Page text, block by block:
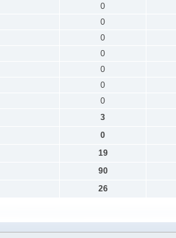
0
0
0
0
0
0
0
3
0
19
90
26